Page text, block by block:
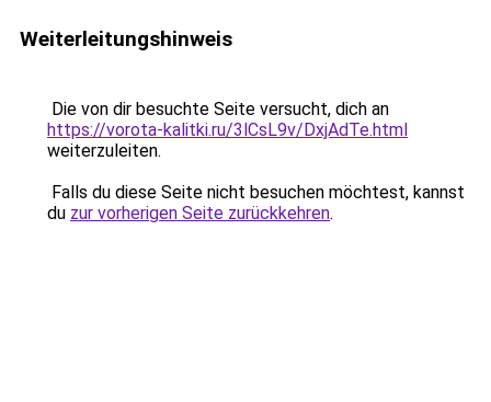
Weiterleitungshinweis
Die von dir besuchte Seite versucht, dich an
https://vorota-kalitki.ru/3lCsL9v/DxjAdTe.html
weiterzuleiten.
Falls du diese Seite nicht besuchen möchtest, kannst
du zur vorherigen Seite zurückkehren.